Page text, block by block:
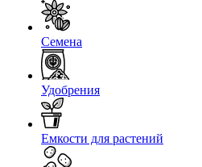
Семена
Удобрения
Емкости для растений